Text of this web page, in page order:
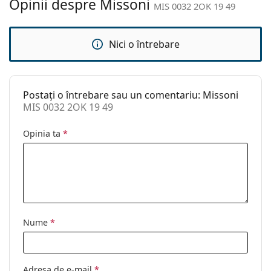
înainte de utilizare.
Nu
Balama flexibilă: Nu
Clip-on:
Nu
Accesorii
Suport:
Sex:
Femei
Categorie:
Opinii despre Missoni MIS 0032 2OK 19 49
Nici o întrebare
Postați o întrebare sau un comentariu: Missoni
MIS 0032 2OK 19 49
Opinia ta *
Nume *